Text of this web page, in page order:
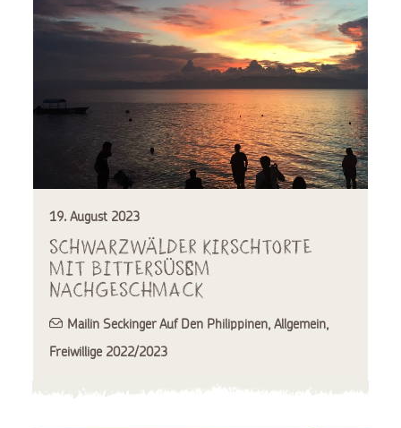
19. August 2023
Schwarzwälder Kirschtorte
mit bittersüßem
Nachgeschmack
Mailin Seckinger Auf Den Philippinen, Allgemein,
Freiwillige 2022/2023